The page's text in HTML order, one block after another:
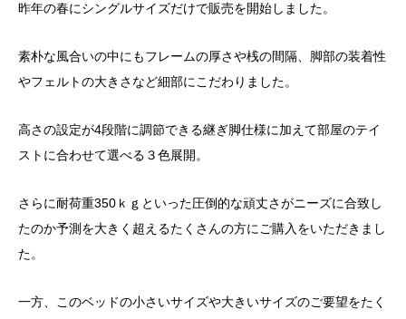
昨年の春にシングルサイズだけで販売を開始しました。
素朴な風合いの中にもフレームの厚さや桟の間隔、脚部の装着性
やフェルトの大きさなど細部にこだわりました。
高さの設定が4段階に調節できる継ぎ脚仕様に加えて部屋のテイ
ストに合わせて選べる３色展開。
さらに耐荷重350ｋｇといった圧倒的な頑丈さがニーズに合致し
たのか予測を大きく超えるたくさんの方にご購入をいただきまし
た。
一方、このベッドの小さいサイズや大きいサイズのご要望をたく